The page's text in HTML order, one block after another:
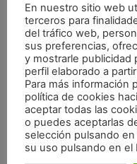
13 febrero, 2026
En nuestro sitio web
terceros para
del tráfico web,
sus preferencias,
y mostrarle publicidad
perfil elaborado a
Para más información
política de cookies
aceptar todas las
o puedes aceptarlas
selección pulsando
su uso pulsando en el